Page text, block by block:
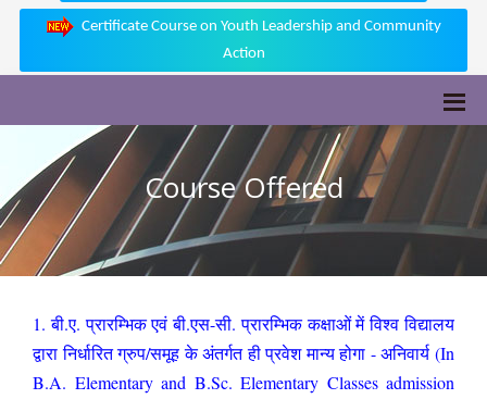
Certificate Course on Youth Leadership and Community
Action
Course Offered
1. बी.ए. प्रारम्भिक एवं बी.एस-सी. प्रारम्भिक कक्षाओं में विश्व विद्यालय
द्वारा निर्धारित ग्रुप/समूह के अंतर्गत ही प्रवेश मान्य होगा - अनिवार्य (In
B.A. Elementary and B.Sc. Elementary Classes admission